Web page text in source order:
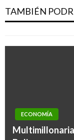
TAMBIÉN
ilimitados
Iván Briceño
ECONOMÍA
ECONOMÍA
Fallo de